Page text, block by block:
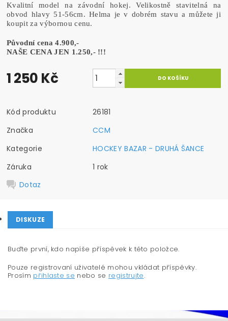
Kvalitní model na závodní hokej. Velikostně stavitelná na
obvod hlavy 51-56cm. Helma je v dobrém stavu a můžete ji
koupit za výbornou cenu.
Původní cena 4.900,-
NAŠE CENA JEN 1.250,- !!!
1 250 Kč
Kód produktu
26181
Značka
CCM
Kategorie
HOCKEY BAZAR - DRUHÁ ŠANCE
Záruka
1 rok
Dotaz
DISKUZE
Buďte první, kdo napíše příspěvek k této položce.
Pouze registrovaní uživatelé mohou vkládat příspěvky.
Prosím přihlaste se nebo se registrujte.